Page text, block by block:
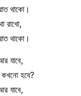
থাকো।
রাখো,
থাকো।
যাবে,
হবে?
যাবে,